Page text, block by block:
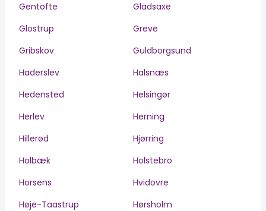
Gentofte
Gladsaxe
Glostrup
Greve
Gribskov
Guldborgsund
Haderslev
Halsnæs
Hedensted
Helsingør
Herlev
Herning
Hillerød
Hjørring
Holbæk
Holstebro
Horsens
Hvidovre
Høje-Taastrup
Hørsholm